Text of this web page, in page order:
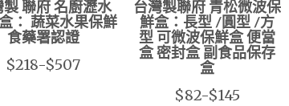
製 聯府 名廚瀝水
： 蔬菜水果保鮮
食藥署認證
$218-$507
台灣製聯府 青松微波保
鮮盒：長型 /圓型 /方
型 可微波保鮮盒 便當
盒 密封盒 副食品保存
盒
$82-$145